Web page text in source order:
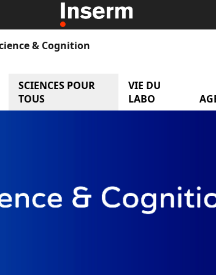
& Cognition
Recherche
menu Recrutement
SCIENCES POUR
TOUS
menu Sciences pour
VIE DU
LABO